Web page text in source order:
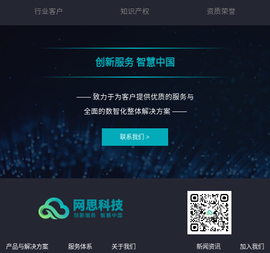
行业客户 知识产权 资质荣誉
创新服务 智慧中国
—— 致力于为客户提供优质的服务与
全面的数智化整体解决方案 ——
联系我们 >
产品与解决方案 服务体系 关于我们 新闻资讯 加入我们